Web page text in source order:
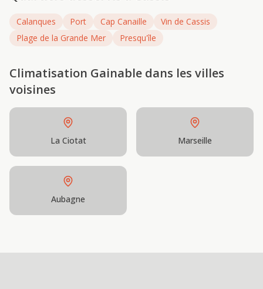
Calanques Port Cap Canaille
Vin de Cassis
Plage de la Grande Mer
Presqu'île
Climatisation Gainable dans les villes
voisines
La Ciotat Marseille
Aubagne